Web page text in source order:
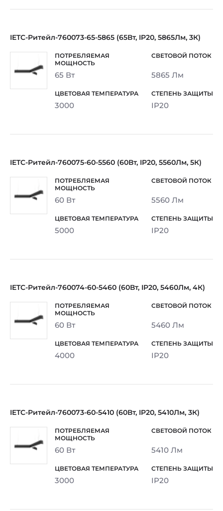
IETC-Ритейл-760073-65-5865 (65Вт, IP20, 5865Лм, 3К)
65 Вт 5865 Лм
3000 IP20
IETC-Ритейл-760075-60-5560 (60Вт, IP20, 5560Лм, 5К)
60 Вт 5560 Лм
5000 IP20
IETC-Ритейл-760074-60-5460 (60Вт, IP20, 5460Лм, 4К)
60 Вт 5460 Лм
4000 IP20
IETC-Ритейл-760073-60-5410 (60Вт, IP20, 5410Лм, 3К)
60 Вт 5410 Лм
3000 IP20